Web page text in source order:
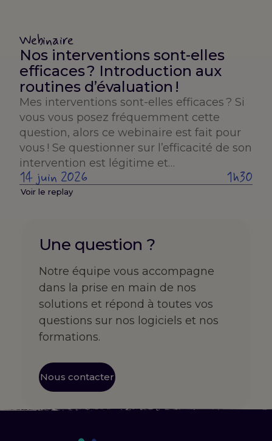
Webinaire
Nos interventions sont-elles
efficaces ? Introduction aux
routines d’évaluation !
Mes interventions sont-elles efficaces ? Si
vous vous posez fréquemment cette
question, alors ce webinaire est fait pour
vous ! Se questionner sur l’efficacité de son
intervention est légitime et…
14 juin 2026 1h30
Voir le replay
Une question ?
Notre équipe vous accompagne
dans la prise en main de nos
solutions et répond à toutes vos
questions sur nos logiciels et nos
formations.
Nous contacter